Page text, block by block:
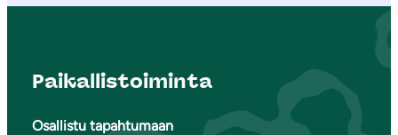
Paikallistoiminta
Osallistu tapahtumaan